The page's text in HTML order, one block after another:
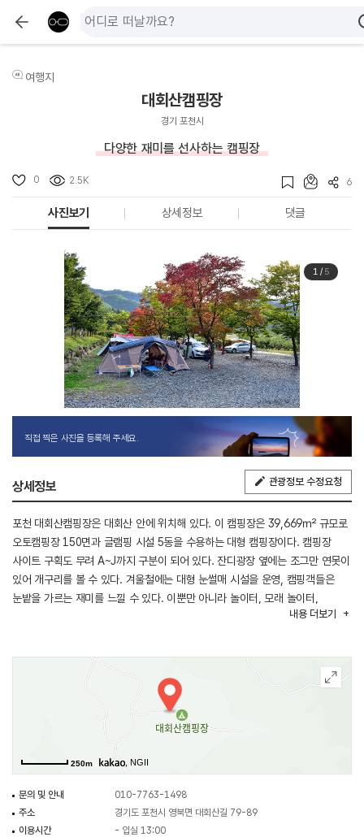
여행지
대회산캠핑장
경기 포천시
다양한 재미를 선사하는 캠핑장
0 2.5K 6
사진보기 상세정보 댓글
1/ 5
직접 찍은 사진을 등록해 주세요.
상세정보 관광정보 수정요청
포천 대회산캠핑장은 대회산 안에 위치해 있다. 이 캠핑장은 39,669㎡ 규모로
오토캠핑장 150면과 글램핑 시설 5동을 수용하는 대형 캠핑장이다. 캠핑장
사이트 구획도 무려 A~J까지 구분이 되어 있다. 잔디광장 옆에는 조그만 연못이
있어 개구리를 볼 수 있다. 겨울철에는 대형 눈썰매 시설을 운영, 캠핑객들은
눈밭을 가르는 재미를 느낄 수 있다. 이뿐만 아니라 놀이터, 모래 놀이터,
트램펄린, 야외 수영장 등이 있어 아이들과 함께 오기 정말 좋은 곳이다.
내용 더보기
250m , NGII
문의 및 안내
010-7763-1498
주소
경기도 포천시 영북면 대회산길 79-89
이용시간
- 입실 13:00